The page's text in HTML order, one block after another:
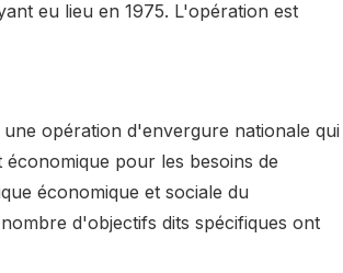
eu lieu en 1975. L'opération est
opération d'envergure nationale qui
pour les besoins de
économique et sociale du
d'objectifs dits spécifiques ont